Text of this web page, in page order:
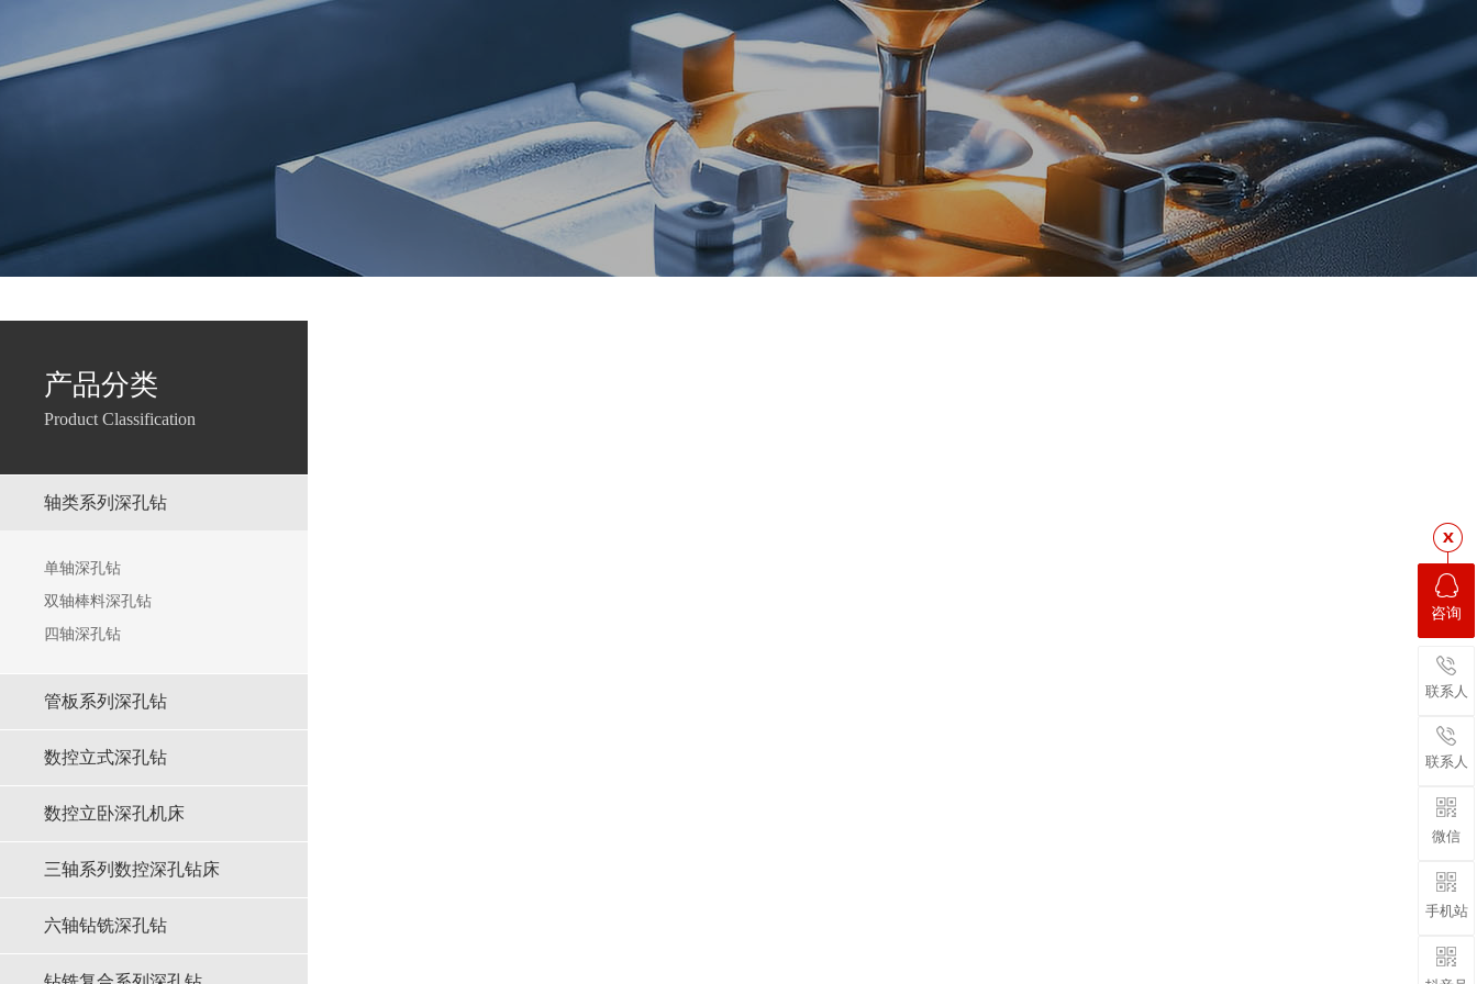
产品分类
Product Classification
轴类系列深孔钻
单轴深孔钻
双轴棒料深孔钻
四轴深孔钻
管板系列深孔钻
数控⽴式深孔钻
数控立卧深孔机床
三轴系列数控深孔钻床
六轴钻铣深孔钻
咨询
联系人
联系人
微信
手机站